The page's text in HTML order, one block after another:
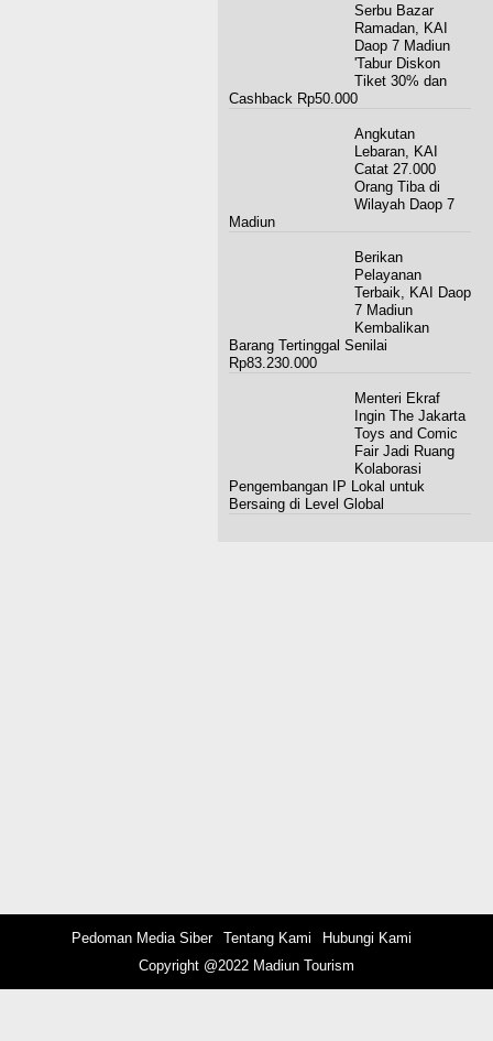
Serbu Bazar
Ramadan, KAI
Daop 7 Madiun
'Tabur Diskon
Tiket 30% dan
Cashback Rp50.000
Angkutan
Lebaran, KAI
Catat 27.000
Orang Tiba di
Wilayah Daop 7
Madiun
Berikan
Pelayanan
Terbaik, KAI Daop
7 Madiun
Kembalikan
Barang Tertinggal Senilai
Rp83.230.000
Menteri Ekraf
Ingin The Jakarta
Toys and Comic
Fair Jadi Ruang
Kolaborasi
Pengembangan IP Lokal untuk
Bersaing di Level Global
Pedoman Media Siber Tentang Kami
Hubungi Kami
Copyright @2022 Madiun Tourism